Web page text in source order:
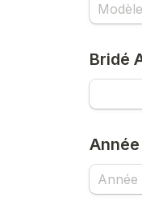
Bridé
Année